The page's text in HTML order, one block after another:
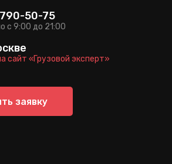
заявку
с 9:00 до 21:00
50-75
сайт «Грузовой эксперт»